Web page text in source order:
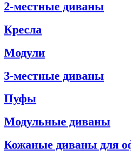
2-местные диваны
Кресла
Модули
3-местные диваны
Пуфы
Модульные диваны
Кожаные диваны для